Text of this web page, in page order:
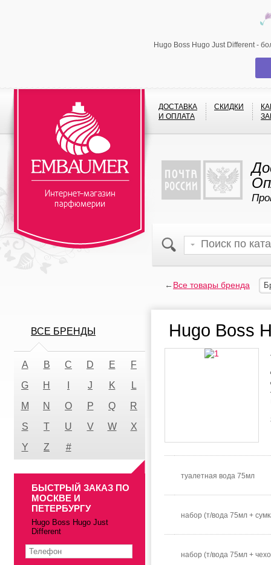
Hugo Boss Hugo Just Different -
ДОСТАВКА
И ОПЛАТА
СКИДКИ
←Все товары бренда
Hugo Boss
туалетная вода 75мл
набор (т/вода 75мл +
набор (т/вода 75мл +
ВСЕ БРЕНДЫ
A B C D E
F
G
H J K
L
M
N O P Q
R
S
T U V W
X
Y
Z #
БЫСТРЫЙ ЗАКАЗ ПО
МОСКВЕ И
ПЕТЕРБУРГУ
Hugo Boss Hugo Just
Different